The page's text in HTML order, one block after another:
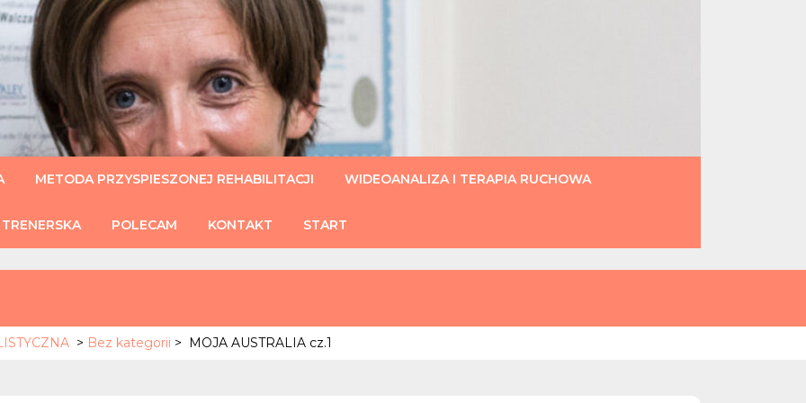
METODA PRZYSPIESZONEJ REHABILITACJI WIDEOANALIZA I TERAPIA RUCHOWA
POLECAM KONTAKT START
> Bez kategorii > MOJA AUSTRALIA cz.1